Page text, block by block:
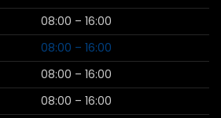
08:00 – 16:00
08:00 – 16:00
08:00 – 16:00
08:00 – 16:00